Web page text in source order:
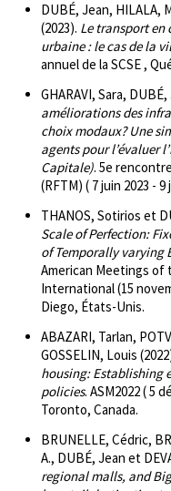
DUBÉ, Jean, HILALA,
(2023). Le transport
urbaine : le cas de la
annuel de la SCSE ,
GHARAVI, Sara,
améliorations des
choix modaux? Une
agents pour l’évaluer
Capitale). 5e
(RFTM) ( 7 juin 2023 -
THANOS, Sotirios et
Scale of Perfection:
of Temporally varying
American Meetings of
International (15
Diego, États-Unis.
ABAZARI, Tarlan,
GOSSELIN, Louis
housing: Establishing
policies. ASM2022 ( 5
Toronto, Canada.
BRUNELLE, Cédric,
A., DUBÉ, Jean et
regional malls, and